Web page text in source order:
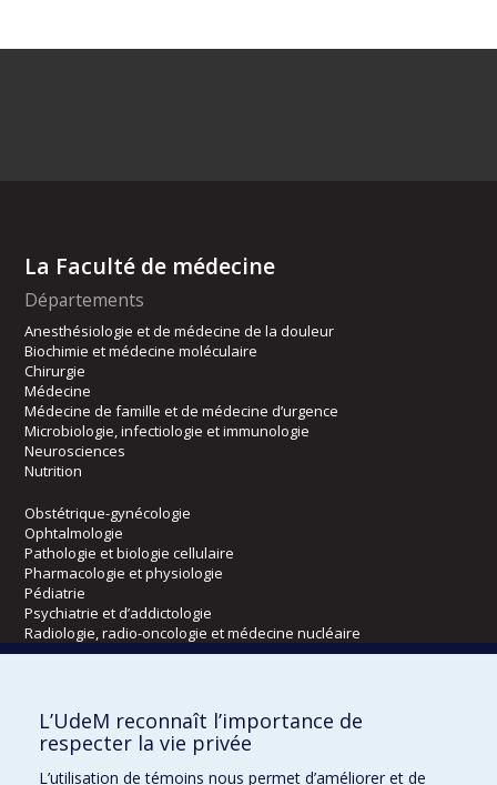
La Faculté de médecine
Départements
Anesthésiologie et de médecine de la douleur
Biochimie et médecine moléculaire
Chirurgie
Médecine
Médecine de famille et de médecine d’urgence
Microbiologie, infectiologie et immunologie
Neurosciences
Nutrition
Obstétrique-gynécologie
Ophtalmologie
Pathologie et biologie cellulaire
Pharmacologie et physiologie
Pédiatrie
Psychiatrie et d’addictologie
Radiologie, radio-oncologie et médecine nucléaire
Écoles
Kinésiologie et des sciences de l’activité physique
Orthophonie et audiologie
Réadaptation
L’UdeM reconnaît l’importance de
respecter la vie privée
L’utilisation de témoins nous permet d’améliorer et de